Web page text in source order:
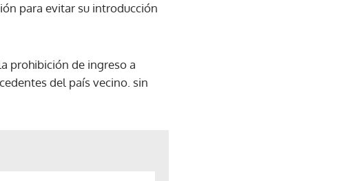
para evitar su introducción
prohibición de ingreso a
del país vecino. sin